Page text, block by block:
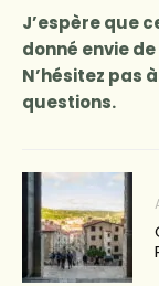
J’espère que
donné envie
N’hésitez pas
questions.